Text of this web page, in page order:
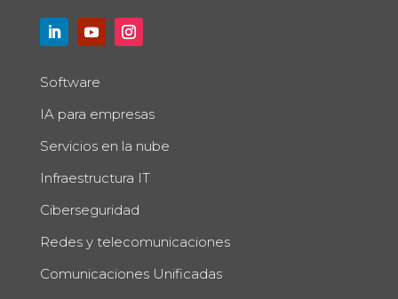
Software
IA para empresas
Servicios en la nube
Infraestructura IT
Ciberseguridad
Redes y telecomunicaciones
Comunicaciones Unificadas